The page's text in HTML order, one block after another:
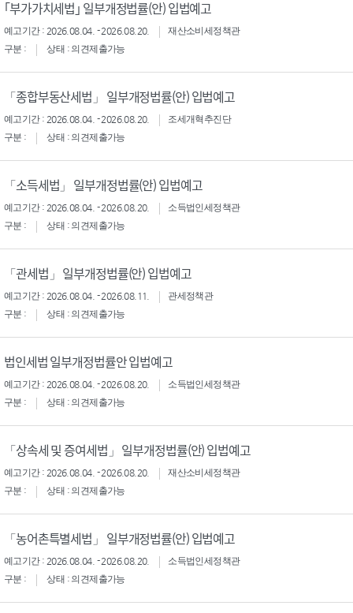
｢부가가치세법｣ 일부개정법률(안) 입법예고
예고기간 : 2026.08.04. - 2026.08.20.
재산소비세정책관
구분 :
상태 : 의견제출가능
「종합부동산세법」 일부개정법률(안) 입법예고
예고기간 : 2026.08.04. - 2026.08.20.
조세개혁추진단
구분 :
상태 : 의견제출가능
「소득세법」 일부개정법률(안) 입법예고
예고기간 : 2026.08.04. - 2026.08.20.
소득법인세정책관
구분 :
상태 : 의견제출가능
「관세법」 일부개정법률(안) 입법예고
예고기간 : 2026.08.04. - 2026.08.11.
관세정책관
구분 :
상태 : 의견제출가능
법인세법 일부개정법률안 입법예고
예고기간 : 2026.08.04. - 2026.08.20.
소득법인세정책관
구분 :
상태 : 의견제출가능
「상속세 및 증여세법」 일부개정법률(안) 입법예고
예고기간 : 2026.08.04. - 2026.08.20.
재산소비세정책관
구분 :
상태 : 의견제출가능
「농어촌특별세법」 일부개정법률(안) 입법예고
예고기간 : 2026.08.04. - 2026.08.20.
소득법인세정책관
구분 :
상태 : 의견제출가능